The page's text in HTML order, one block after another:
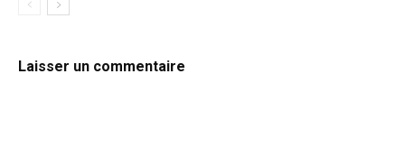
Laisser un commentaire